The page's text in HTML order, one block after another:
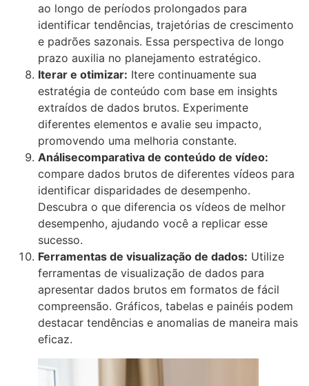
ao longo de períodos prolongados para
identificar tendências, trajetórias de crescimento
e padrões sazonais. Essa perspectiva de longo
prazo auxilia no planejamento estratégico.
Iterar e otimizar: Itere continuamente sua
estratégia de conteúdo com base em insights
extraídos de dados brutos. Experimente
diferentes elementos e avalie seu impacto,
promovendo uma melhoria constante.
Análisecomparativa de conteúdo de vídeo:
compare dados brutos de diferentes vídeos para
identificar disparidades de desempenho.
Descubra o que diferencia os vídeos de melhor
desempenho, ajudando você a replicar esse
sucesso.
Ferramentas de visualização de dados: Utilize
ferramentas de visualização de dados para
apresentar dados brutos em formatos de fácil
compreensão. Gráficos, tabelas e painéis podem
destacar tendências e anomalias de maneira mais
eficaz.